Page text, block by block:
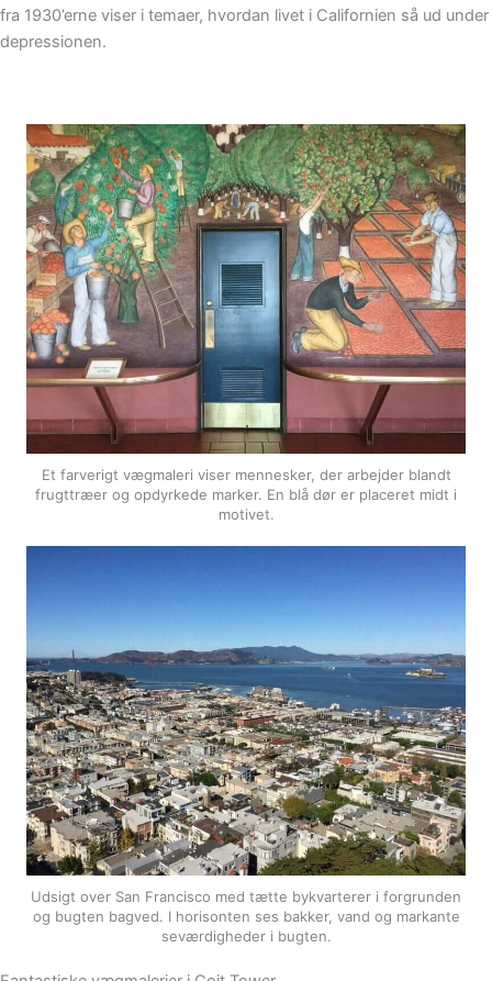
fra 1930’erne viser i temaer, hvordan livet i Californien så ud under
depressionen.
Et farverigt vægmaleri viser mennesker, der arbejder blandt
frugttræer og opdyrkede marker. En blå dør er placeret midt i
motivet.
Udsigt over San Francisco med tætte bykvarterer i forgrunden
og bugten bagved. I horisonten ses bakker, vand og markante
seværdigheder i bugten.